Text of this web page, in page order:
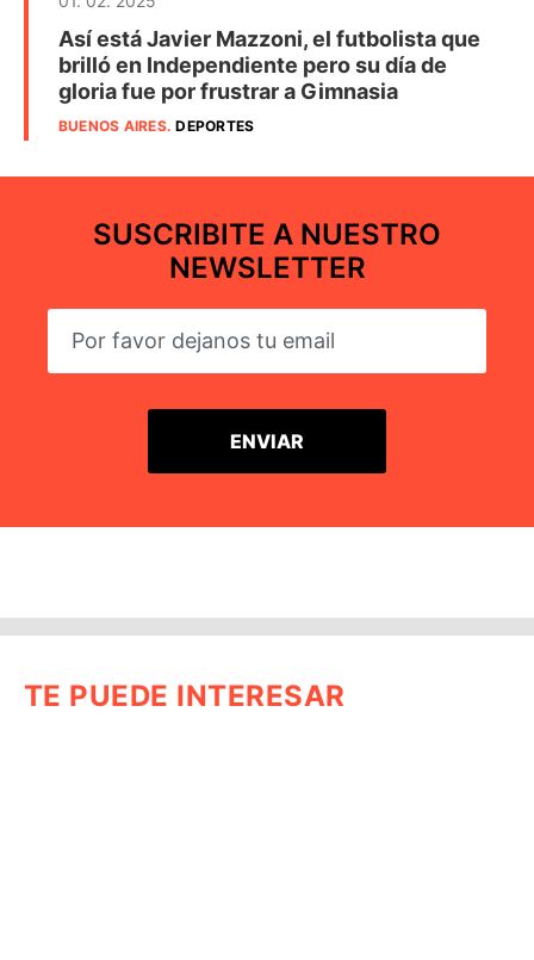
Así está Javier Mazzoni, el futbolista que
brilló en Independiente pero su día de
gloria fue por frustrar a Gimnasia
BUENOS AIRES.DEPORTES
SUSCRIBITE A NUESTRO
NEWSLETTER
TE PUEDE INTERESAR